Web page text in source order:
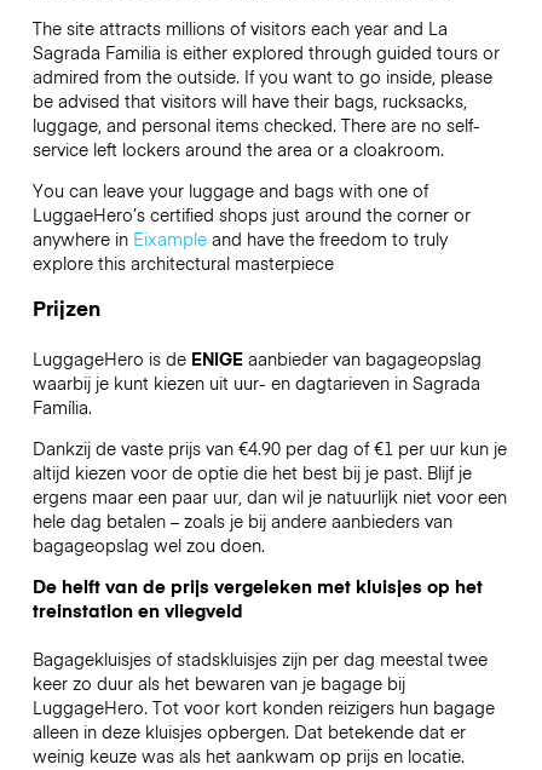
The site attracts millions of visitors each year and La
Sagrada Familia is either explored through guided tours or
admired from the outside. If you want to go inside, please
be advised that visitors will have their bags, rucksacks,
luggage, and personal items checked. There are no self-
service left lockers around the area or a cloakroom.
You can leave your luggage and bags with one of
LuggaeHero’s certified shops just around the corner or
anywhere in Eixampleand have the freedom to truly
explore this architectural masterpiece
Prijzen
LuggageHero is de ENIGEaanbieder van bagageopslag
waarbij je kunt kiezen uit uur- en dagtarieven in Sagrada
Família.
Dankzij de vaste prijs van €4.90 per dag of €1 per uur kun je
altijd kiezen voor de optie die het best bij je past. Blijf je
ergens maar een paar uur, dan wil je natuurlijk niet voor een
hele dag betalen – zoals je bij andere aanbieders van
bagageopslag wel zou doen.
De helft van de prijs vergeleken met kluisjes op het
treinstation en vliegveld
Bagagekluisjes of stadskluisjes zijn per dag meestal twee
keer zo duur als het bewaren van je bagage bij
LuggageHero. Tot voor kort konden reizigers hun bagage
alleen in deze kluisjes opbergen. Dat betekende dat er
weinig keuze was als het aankwam op prijs en locatie.